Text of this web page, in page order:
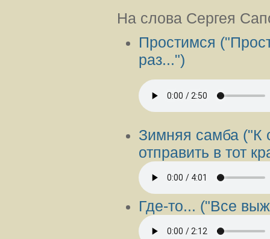
На слова Сергея
Простимся
раз...")
Зимняя самба ("К
отправить в тот
Где-то... ("Все